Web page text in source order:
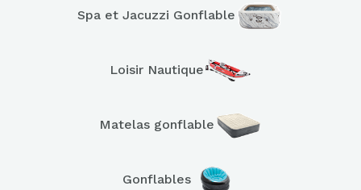
Spa et Jacuzzi Gonflable
Loisir Nautique
Matelas gonflable
Gonflables